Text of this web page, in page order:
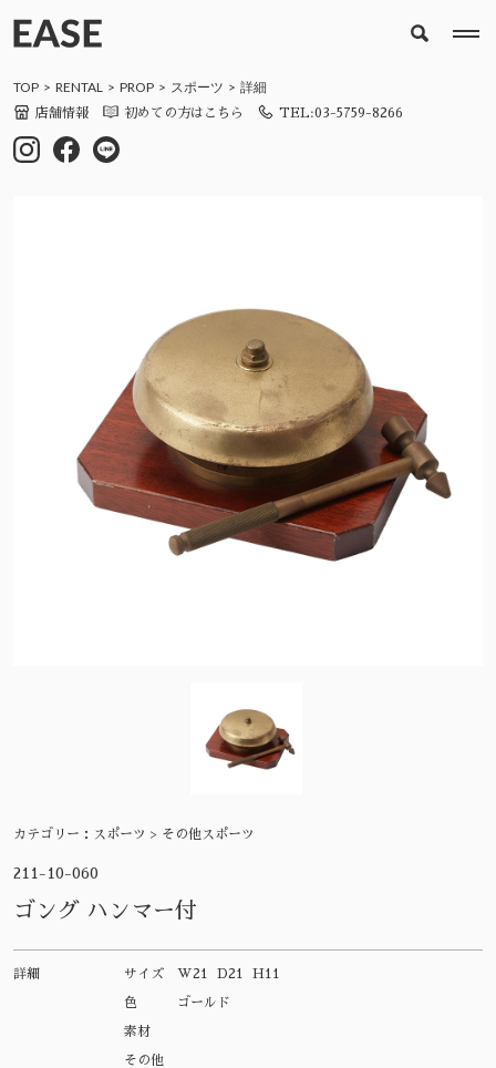
TOP RENTAL PROP スポーツ 詳細
店舗情報 初めての方はこちら TEL:03-5759-8266
カテゴリー： スポーツ > その他スポーツ
211-10-060
ゴング ハンマー付
詳細 サイズ W21 D21 H11
色 ゴールド
素材
その他